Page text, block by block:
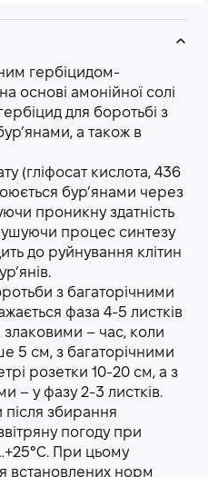
гербіцидом-
основі амонійної солі
для боротьбі з
а також в
(гліфосат кислота, 436
бур’янами через
проникну здатність
процес синтезу
до руйнування клітин
з багаторічними
фаза 4-5 листків
злаковими – час, коли
5 см, з багаторічними
розетки 10-20 см, а з
– у фазу 2-3 листків.
після збирання
погоду при
При цьому
встановлених норм